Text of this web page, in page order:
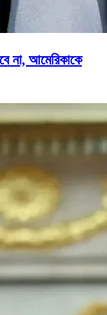
না, আমেরিকাকে